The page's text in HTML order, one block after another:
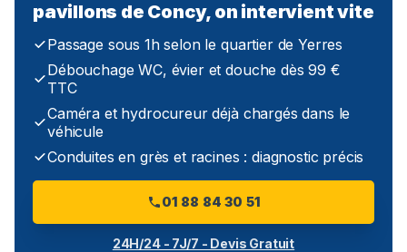
pavillons de Concy, on intervient vite
Passage sous 1h selon le quartier de Yerres
Débouchage WC, évier et douche dès 99 €
TTC
Caméra et hydrocureur déjà chargés dans le
véhicule
Conduites en grès et racines : diagnostic précis
01 88 84 30 51
24H/24 - 7J/7 - Devis Gratuit